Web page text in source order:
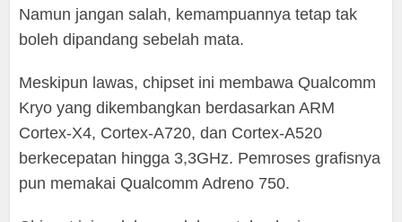
Namun jangan salah, kemampuannya tetap tak
boleh dipandang sebelah mata.
Meskipun lawas, chipset ini membawa Qualcomm
Kryo yang dikembangkan berdasarkan ARM
Cortex-X4, Cortex-A720, dan Cortex-A520
berkecepatan hingga 3,3GHz. Pemroses grafisnya
pun memakai Qualcomm Adreno 750.